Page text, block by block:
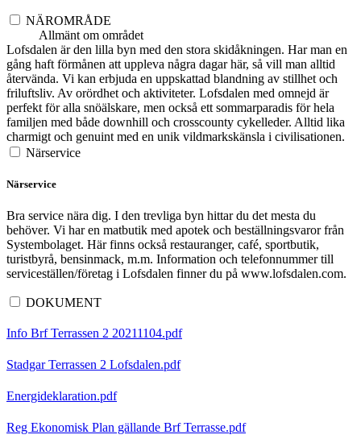
NÄROMRÅDE
Allmänt om området
Lofsdalen är den lilla byn med den stora skidåkningen. Har man en
gång haft förmånen att uppleva några dagar här, så vill man alltid
återvända. Vi kan erbjuda en uppskattad blandning av stillhet och
friluftsliv. Av orördhet och aktiviteter. Lofsdalen med omnejd är
perfekt för alla snöälskare, men också ett sommarparadis för hela
familjen med både downhill och crosscounty cykelleder. Alltid lika
charmigt och genuint med en unik vildmarkskänsla i civilisationen.
Närservice
Närservice
Bra service nära dig. I den trevliga byn hittar du det mesta du
behöver. Vi har en matbutik med apotek och beställningsvaror från
Systembolaget. Här finns också restauranger, café, sportbutik,
turistbyrå, bensinmack, m.m. Information och telefonnummer till
serviceställen/företag i Lofsdalen finner du på www.lofsdalen.com.
DOKUMENT
Info Brf Terrassen 2 20211104.pdf
Stadgar Terrassen 2 Lofsdalen.pdf
Energideklaration.pdf
Reg Ekonomisk Plan gällande Brf Terrasse.pdf